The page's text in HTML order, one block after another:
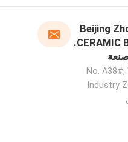
Beijing
CERAMIC BEARING Co., Ltd.
No. A38#,
Industry